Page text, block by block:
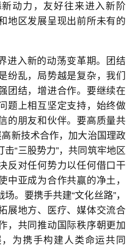
动力，友好往来进入新阶
地区发展呈现出前所未有的
进入新的动荡变革期。团结
纷乱，局势越是复杂，我们
团结，增进合作。要继续在
题上相互坚定支持，始终做
的朋友和伙伴。要高质量共
高新技术合作，加大治国理政
“三股势力”，共同筑牢地区
反对任何势力以任何借口干
中亚成为合作共赢的净土，
。要携手共建“文化丝路”，
展地方、医疗、媒体交流合
，共同推动国际秩序朝更加
为携手构建人类命运共同